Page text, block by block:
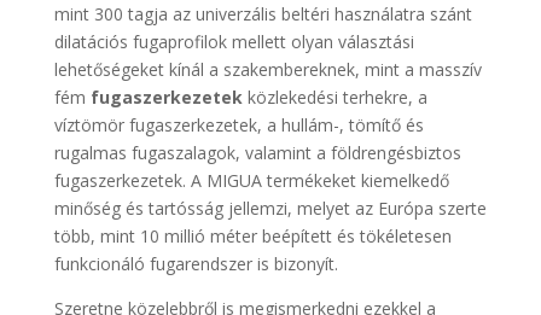
mint 300 tagja az univerzális beltéri használatra szánt
dilatációs fugaprofilok mellett olyan választási
lehetőségeket kínál a szakembereknek, mint a masszív
fém fugaszerkezetek közlekedési terhekre, a
víztömör fugaszerkezetek, a hullám-, tömítő és
rugalmas fugaszalagok, valamint a földrengésbiztos
fugaszerkezetek. A MIGUA termékeket kiemelkedő
minőség és tartósság jellemzi, melyet az Európa szerte
több, mint 10 millió méter beépített és tökéletesen
funkcionáló fugarendszer is bizonyít.
Szeretne közelebbről is megismerkedni ezekkel a